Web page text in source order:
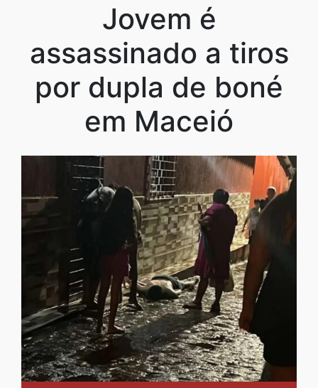
Jovem é
assassinado a tiros
por dupla de boné
em Maceió